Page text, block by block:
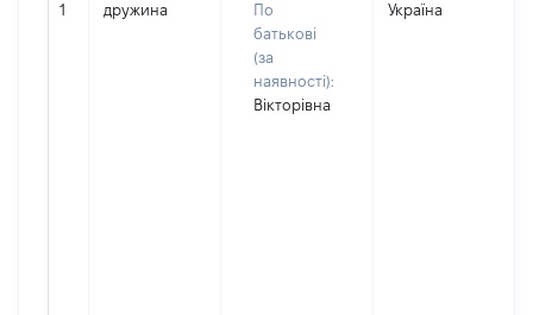
1 дружина
По
батькові
(за
наявності):
Вікторівна
Україна